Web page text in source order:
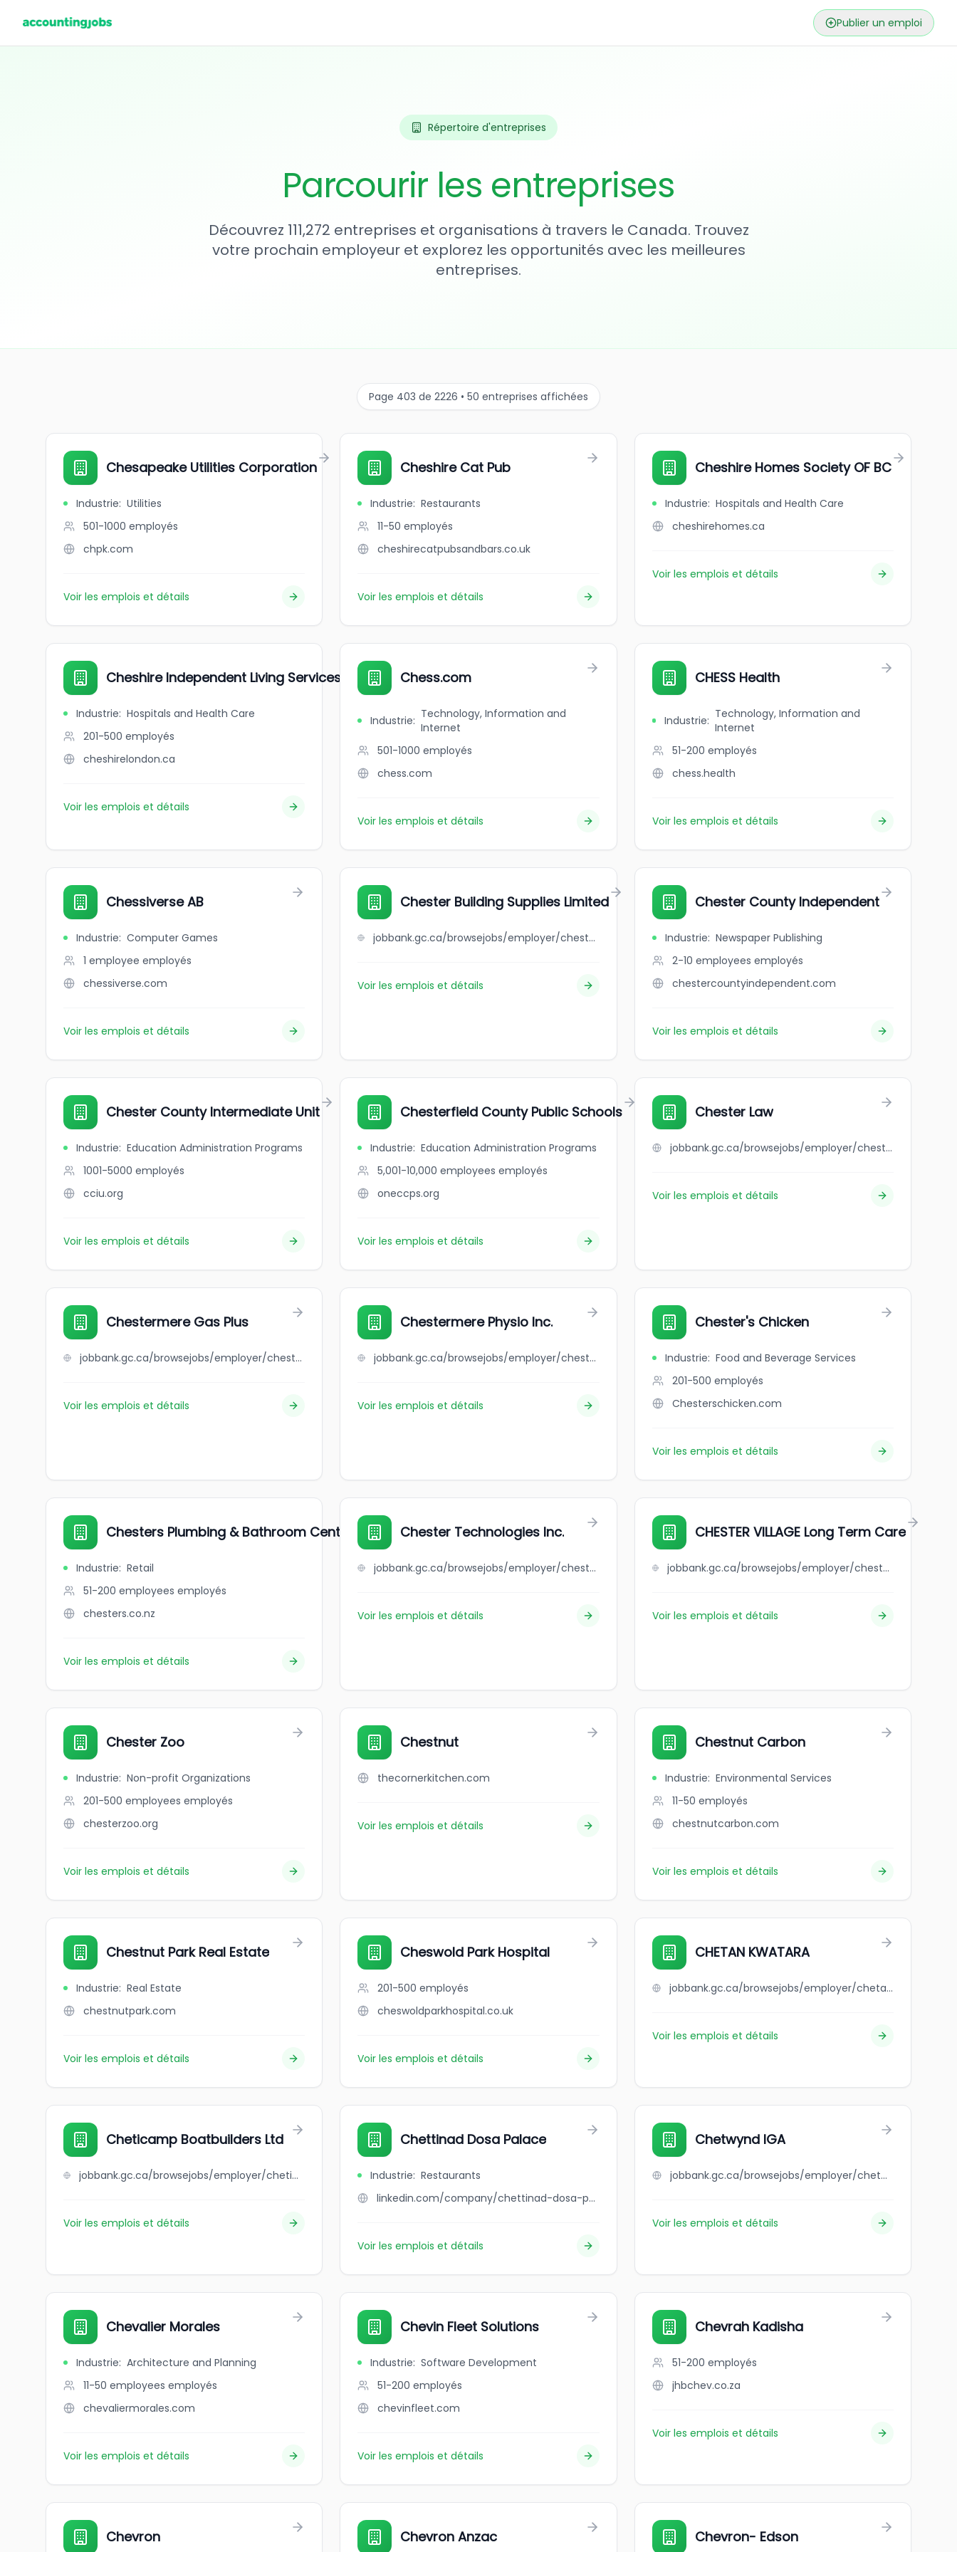
Publier un emploi
Répertoire d'entreprises
Parcourir les entreprises
Découvrez 111,272 entreprises et organisations à travers le Canada. Trouvez
votre prochain employeur et explorez les opportunités avec les meilleures
entreprises.
Page 403 de 2226 • 50 entreprises affichées
Chesapeake Utilities Corporation
Industrie: Utilities
501-1000 employés
chpk.com
Voir les emplois et détails
Cheshire Cat Pub
Industrie: Restaurants
11-50 employés
cheshirecatpubsandbars.co.uk
Voir les emplois et détails
Cheshire Homes Society OF BC
Industrie: Hospitals and Health Care
cheshirehomes.ca
Voir les emplois et détails
Cheshire Independent Living Services
Industrie: Hospitals and Health Care
201-500 employés
cheshirelondon.ca
Voir les emplois et détails
Chess.com
Industrie: Technology, Information and
Internet
501-1000 employés
chess.com
Voir les emplois et détails
CHESS Health
Industrie: Technology, Information and
Internet
51-200 employés
chess.health
Voir les emplois et détails
Chessiverse AB
Industrie: Computer Games
1 employee employés
chessiverse.com
Voir les emplois et détails
Chester Building Supplies Limited
jobbank.gc.ca/browsejobs/employer/chester+building+supplies+limited/ca
Voir les emplois et détails
Chester County Independent
Industrie: Newspaper Publishing
2-10 employees employés
chestercountyindependent.com
Voir les emplois et détails
Chester County Intermediate Unit
Industrie: Education Administration Programs
1001-5000 employés
cciu.org
Voir les emplois et détails
Chesterfield County Public Schools
Industrie: Education Administration Programs
5,001-10,000 employees employés
oneccps.org
Voir les emplois et détails
Chester Law
jobbank.gc.ca/browsejobs/employer/chester+law/ca
Voir les emplois et détails
Chestermere Gas Plus
jobbank.gc.ca/browsejobs/employer/chestermere+gas+plus/ca
Voir les emplois et détails
Chestermere Physio Inc.
jobbank.gc.ca/browsejobs/employer/chestermere+physio+inc./ca
Voir les emplois et détails
Chester's Chicken
Industrie: Food and Beverage Services
201-500 employés
Chesterschicken.com
Voir les emplois et détails
Chesters Plumbing & Bathroom Centre
Industrie: Retail
51-200 employees employés
chesters.co.nz
Voir les emplois et détails
Chester Technologies Inc.
jobbank.gc.ca/browsejobs/employer/chester+technologies+inc./ca
Voir les emplois et détails
CHESTER VILLAGE Long Term Care
jobbank.gc.ca/browsejobs/employer/chester+village+long+term+care/ca
Voir les emplois et détails
Chester Zoo
Industrie: Non-profit Organizations
201-500 employees employés
chesterzoo.org
Voir les emplois et détails
Chestnut
thecornerkitchen.com
Voir les emplois et détails
Chestnut Carbon
Industrie: Environmental Services
11-50 employés
chestnutcarbon.com
Voir les emplois et détails
Chestnut Park Real Estate
Industrie: Real Estate
chestnutpark.com
Voir les emplois et détails
Cheswold Park Hospital
201-500 employés
cheswoldparkhospital.co.uk
Voir les emplois et détails
CHETAN KWATARA
jobbank.gc.ca/browsejobs/employer/chetan+kwatara/ca
Voir les emplois et détails
Cheticamp Boatbuilders Ltd
jobbank.gc.ca/browsejobs/employer/cheticamp+boatbuilders+ltd/ca
Voir les emplois et détails
Chettinad Dosa Palace
Industrie: Restaurants
linkedin.com/company/chettinad-dosa-palace
Voir les emplois et détails
Chetwynd IGA
jobbank.gc.ca/browsejobs/employer/chetwynd+iga/ca
Voir les emplois et détails
Chevalier Morales
Industrie: Architecture and Planning
11-50 employees employés
chevaliermorales.com
Voir les emplois et détails
Chevin Fleet Solutions
Industrie: Software Development
51-200 employés
chevinfleet.com
Voir les emplois et détails
Chevrah Kadisha
51-200 employés
jhbchev.co.za
Voir les emplois et détails
Chevron Chevron Anzac Chevron- Edson